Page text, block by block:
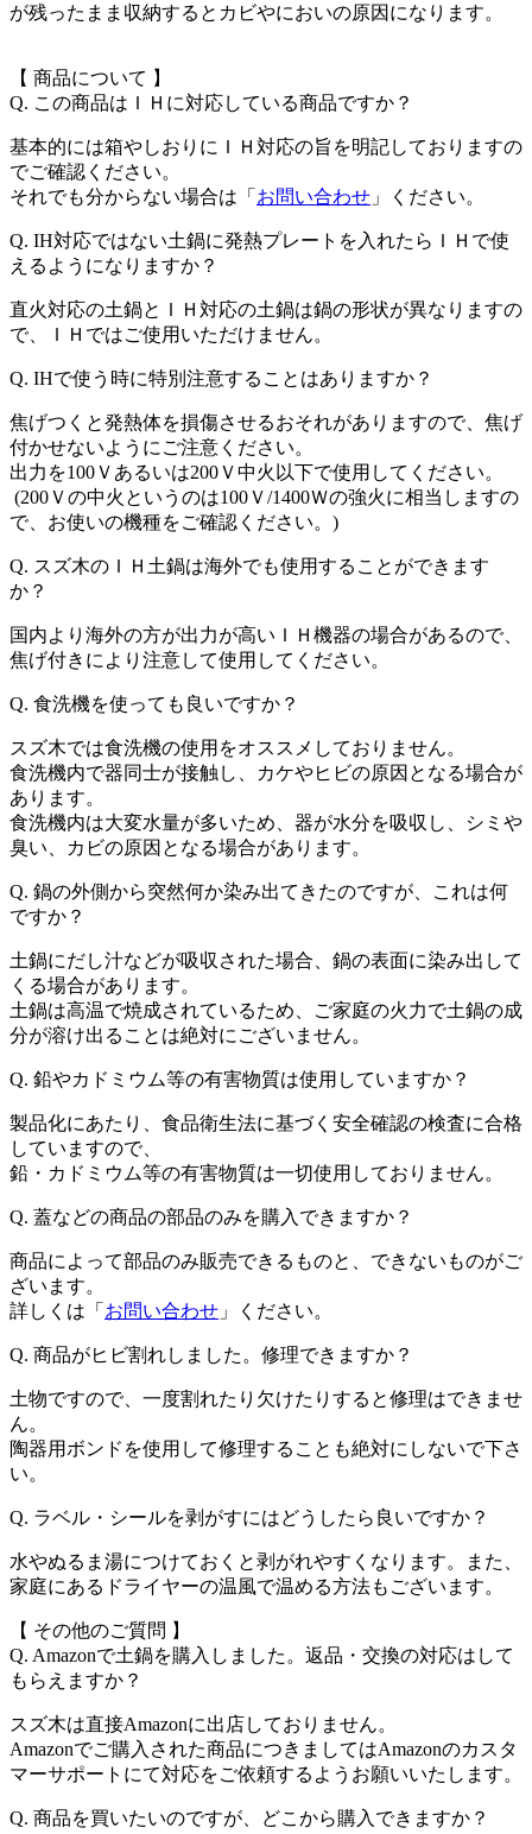
が残ったまま収納するとカビやにおいの原因になります。
【 商品について 】
Q. この商品はＩＨに対応している商品ですか？
基本的には箱やしおりにＩＨ対応の旨を明記しておりますの
でご確認ください。
それでも分からない場合は「 お問い合わせ 」ください。
Q. IH対応ではない土鍋に発熱プレートを入れたらＩＨで使
えるようになりますか？
直火対応の土鍋とＩＨ対応の土鍋は鍋の形状が異なりますの
で、ＩＨではご使用いただけません。
Q. IHで使う時に特別注意することはありますか？
焦げつくと発熱体を損傷させるおそれがありますので、焦げ
付かせないようにご注意ください。
出力を100Ｖあるいは200Ｖ中火以下で使用してください。
(200Ｖの中火というのは100Ｖ/1400Ｗの強火に相当しますの
で、お使いの機種をご確認ください。)
Q. スズ木のＩＨ土鍋は海外でも使用することができます
か？
国内より海外の方が出力が高いＩＨ機器の場合があるので、
焦げ付きにより注意して使用してください。
Q. 食洗機を使っても良いですか？
スズ木では食洗機の使用をオススメしておりません。
食洗機内で器同士が接触し、カケやヒビの原因となる場合が
あります。
食洗機内は大変水量が多いため、器が水分を吸収し、シミや
臭い、カビの原因となる場合があります。
Q. 鍋の外側から突然何か染み出てきたのですが、これは何
ですか？
土鍋にだし汁などが吸収された場合、鍋の表面に染み出して
くる場合があります。
土鍋は高温で焼成されているため、ご家庭の火力で土鍋の成
分が溶け出ることは絶対にございません。
Q. 鉛やカドミウム等の有害物質は使用していますか？
製品化にあたり、食品衛生法に基づく安全確認の検査に合格
していますので、
鉛・カドミウム等の有害物質は一切使用しておりません。
Q. 蓋などの商品の部品のみを購入できますか？
商品によって部品のみ販売できるものと、できないものがご
ざいます。
詳しくは「 お問い合わせ 」ください。
Q. 商品がヒビ割れしました。修理できますか？
土物ですので、一度割れたり欠けたりすると修理はできませ
ん。
陶器用ボンドを使用して修理することも絶対にしないで下さ
い。
Q. ラベル・シールを剥がすにはどうしたら良いですか？
水やぬるま湯につけておくと剥がれやすくなります。また、
家庭にあるドライヤーの温風で温める方法もございます。
【 その他のご質問 】
Q. Amazonで土鍋を購入しました。返品・交換の対応はして
もらえますか？
スズ木は直接Amazonに出店しておりません。
Amazonでご購入された商品につきましてはAmazonのカスタ
マーサポートにて対応をご依頼するようお願いいたします。
Q. 商品を買いたいのですが、どこから購入できますか？